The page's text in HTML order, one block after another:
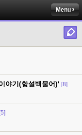
Menu
야기(항설백물어)' [8]
[5]